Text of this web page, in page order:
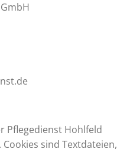
Pflegedienst Hohlfeld
sind Textdateien,